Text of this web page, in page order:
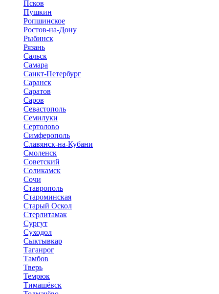
Псков
Пушкин
Ропшинское
Ростов-на-Дону
Рыбинск
Рязань
Сальск
Самара
Санкт-Петербург
Саранск
Саратов
Саров
Севастополь
Семилуки
Сертолово
Симферополь
Славянск-на-Кубани
Смоленск
Советский
Соликамск
Сочи
Ставрополь
Староминская
Старый Оскол
Стерлитамак
Сургут
Суходол
Сыктывкар
Таганрог
Тамбов
Тверь
Темрюк
Тимашёвск